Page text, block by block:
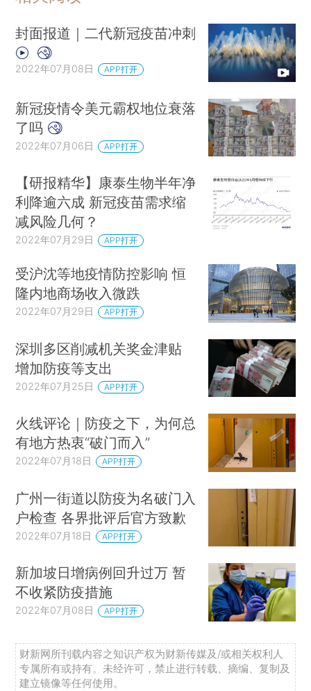
封面报道｜二代新冠疫苗冲刺
2022年07月08日 APP打开
新冠疫情令美元霸权地位衰落
了吗
2022年07月06日 APP打开
【研报精华】康泰生物半年净
利降逾六成 新冠疫苗需求缩
减风险几何？
2022年07月29日 APP打开
受沪沈等地疫情防控影响 恒
隆内地商场收入微跌
2022年07月29日 APP打开
深圳多区削减机关奖金津贴
增加防疫等支出
2022年07月25日 APP打开
火线评论｜防疫之下，为何总
有地方热衷“破门而入”
2022年07月18日 APP打开
广州一街道以防疫为名破门入
户检查 各界批评后官方致歉
2022年07月18日 APP打开
新加坡日增病例回升过万 暂
不收紧防疫措施
2022年07月08日 APP打开
财新网所刊载内容之知识产权为财新传媒及/或相关权利人
专属所有或持有。未经许可，禁止进行转载、摘编、复制及
建立镜像等任何使用。